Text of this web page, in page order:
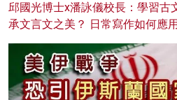
邱國光博士x潘詠儀校長：學習古
承文言文之美？ 日常寫作如何應